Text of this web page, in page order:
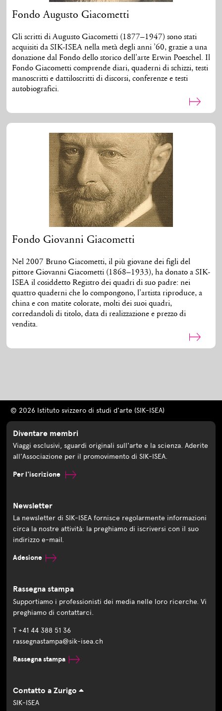
Fondo Augusto Giacometti
Gli scritti di Augusto Giacometti (1877–1947) sono stati
acquisiti da SIK-ISEA nella metà degli anni ’60, grazie a una
donazione dal Fondo dello storico dell’arte Erwin Poeschel. Il
Fondo Giacometti comprende diari, quaderni di schizzi, testi
manoscritti e dattiloscritti di discorsi, conferenze e testi
autobiografici.
Fondo Giovanni Giacometti
Nel 2007 Bruno Giacometti, il più giovane dei figli del
pittore Giovanni Giacometti (1868–1933), ha donato a SIK-
ISEA il cosiddetto Registro dei quadri di suo padre: nei
quattro quaderni che lo compongono, l’artista riproduce, a
china e con matite colorate, molti dei suoi quadri,
corredandoli di titolo, data di realizzazione e prezzo di
vendita.
© 2026 Istituto svizzero di studi d'arte (SIK-ISEA)
Diventare membri
Viaggi esclusivi, sguardi originali sull'arte e la scienza. Aderite
all'Associazione per il promovimento di SIK-ISEA.
Per l'iscrizione
Newsletter
La newsletter di SIK-ISEA fornisce regolarmente informazioni
circa la nostre attività: la preghiamo di iscriversi con il suo
indirizzo e-mail.
Adesione
Rassegna stampa
Supportiamo i professionisti dei media nelle loro ricerche. Vi
preghiamo di contattarci.
T +41 44 388 51 36
rassegnastampa@sik-isea.ch
Rassegna stampa
Contatto a Zurigo
SIK-ISEA